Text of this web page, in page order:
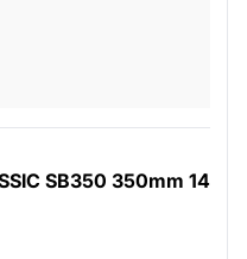
SB350 350mm 14